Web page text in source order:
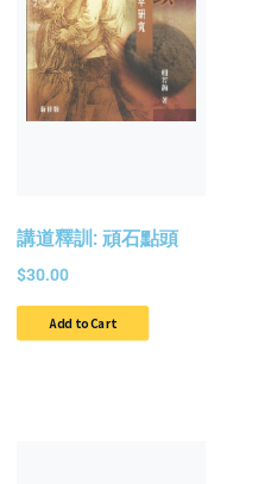
講道釋訓: 頑石點頭
$30.00
Add to Cart